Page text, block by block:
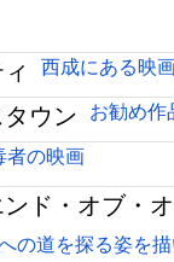
西成にある映
ウン お勧め作
者の映画
ド・オブ・
の道を探る姿を